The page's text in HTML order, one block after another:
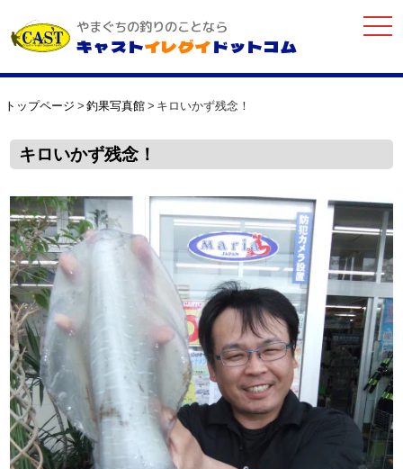
やまぐちの釣りのことなら
キャストイレグイドットコム
トップページ 釣果写真館 キロいかず残念！
キロいかず残念！